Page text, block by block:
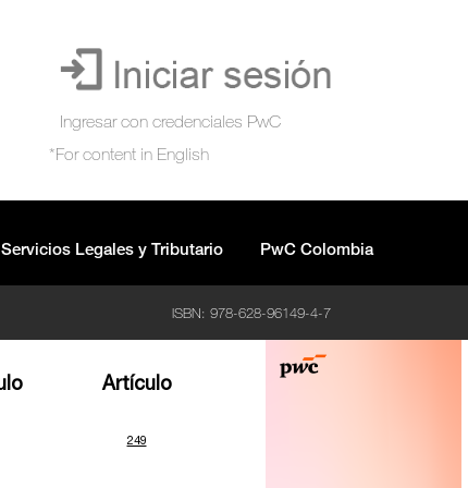
Servicios Legales y Tributario PwC Colombia
ISBN: 978-628-96149-4-7